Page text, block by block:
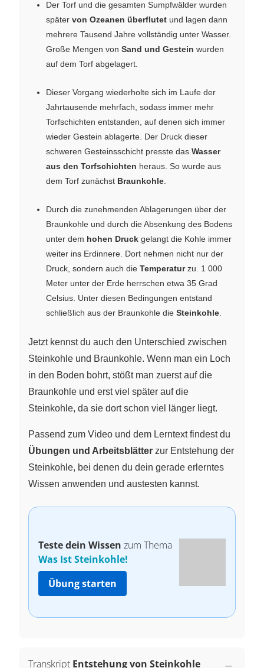
Der Torf und die gesamten Sumpfwälder wurden
später von Ozeanen überflutet und lagen dann
mehrere Tausend Jahre vollständig unter Wasser.
Große Mengen von Sand und Gestein wurden
auf dem Torf abgelagert.
Dieser Vorgang wiederholte sich im Laufe der
Jahrtausende mehrfach, sodass immer mehr
Torfschichten entstanden, auf denen sich immer
wieder Gestein ablagerte. Der Druck dieser
schweren Gesteinsschicht presste das Wasser
aus den Torfschichten heraus. So wurde aus
dem Torf zunächst Braunkohle
Durch die zunehmenden Ablagerungen über der
Braunkohle und durch die Absenkung des Bodens
unter dem hohen Druck gelangt die Kohle immer
weiter ins Erdinnere. Dort nehmen nicht nur der
Druck, sondern auch die Temperaturzu. 1 000
Meter unter der Erde herrschen etwa 35 Grad
Celsius. Unter diesen Bedingungen entstand
schließlich aus der Braunkohle die Steinkohle
Jetzt kennst du auch den Unterschied zwischen
Steinkohle und Braunkohle. Wenn man ein Loch
in den Boden bohrt, stößt man zuerst auf die
Braunkohle und erst viel später auf die
Steinkohle, da sie dort schon viel länger liegt.
Passend zum Video und dem Lerntext findest du
Übungen und Arbeitsblätter zur Entstehung der
Steinkohle, bei denen du dein gerade erlerntes
Wissen anwenden und austesten kannst.
Teste dein Wissen zum Thema
Was Ist Steinkohle!
Übung starten
Transkript Entstehung von Steinkohle